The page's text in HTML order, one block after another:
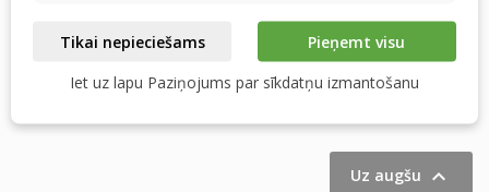
Uz augšu 
Tikai nepieciešams
Pieņemt visu
Iet uz lapu Paziņojums par sīkdatņu izmantošanu